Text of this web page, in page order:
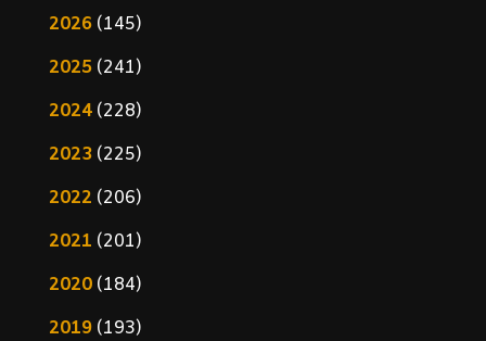
2026(145)
2025(241)
2024(228)
2023(225)
2022 (206)
2021 (201)
2020(184)
2019(193)